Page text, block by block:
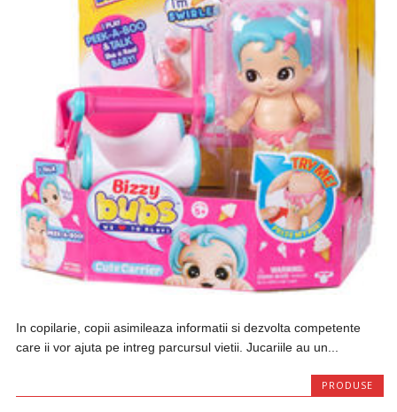
In copilarie, copii asimileaza informatii si dezvolta competente
care ii vor ajuta pe intreg parcursul vietii. Jucariile au un...
PRODUSE